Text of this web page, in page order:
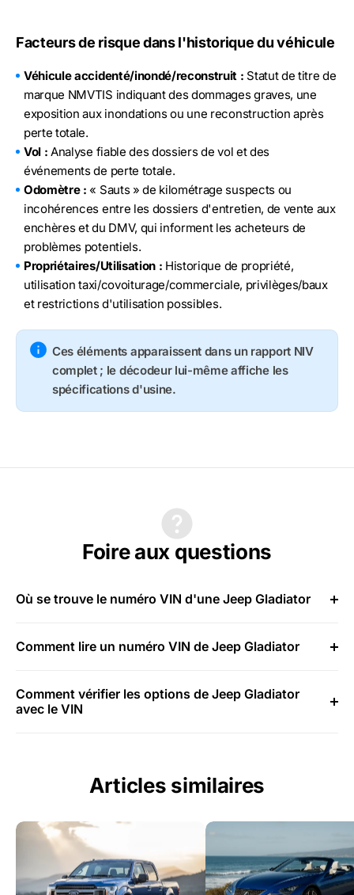
Facteurs de risque dans l'historique du véhicule
Véhicule accidenté/inondé/reconstruit : Statut de titre de
marque NMVTIS indiquant des dommages graves, une
exposition aux inondations ou une reconstruction après
perte totale.
Vol : Analyse fiable des dossiers de vol et des
événements de perte totale.
Odomètre : « Sauts » de kilométrage suspects ou
incohérences entre les dossiers d'entretien, de vente aux
enchères et du DMV, qui informent les acheteurs de
problèmes potentiels.
Propriétaires/Utilisation : Historique de propriété,
utilisation taxi/covoiturage/commerciale, privilèges/baux
et restrictions d'utilisation possibles.
Ces éléments apparaissent dans un rapport NIV
complet ; le décodeur lui-même affiche les
spécifications d'usine.
Foire aux questions
Où se trouve le numéro VIN d'une Jeep Gladiator
Comment lire un numéro VIN de Jeep Gladiator
Comment vérifier les options de Jeep Gladiator
avec le VIN
Articles similaires